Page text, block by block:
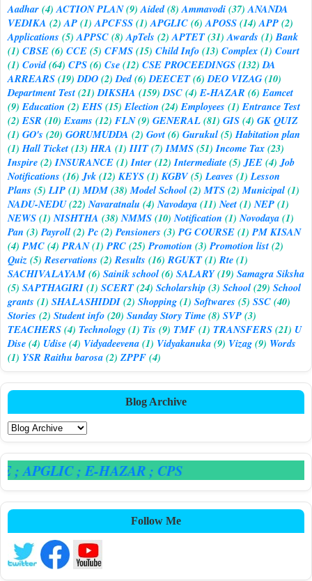
Aadhar(4) ACTION PLAN(9) Aided(8) Ammavodi(37) ANANDA
VEDIKA (2) AP(1) APCFSS(1) APGLIC(6) APOSS(14) APP(2)
Applications (5) APPSC(8) ApTels (2) APTET(31) Awards (1) Bank
(1) CBSE(6) CCE(5) CFMS(15) Child Info(13) Complex(1) Court
(1) Covid(64) CPS(6) Cse(12) CSE PROCEEDINGS(132) DA
ARREARS(19) DDO(2) Ded(6) DEECET(6) DEO VIZAG(10)
Department Test(21) DIKSHA (159) DSC(4) E-HAZAR (6) Eamcet
(9) Education (2) EHS(15) Election (24) Employees (1) Entrance Test
(2) ESR (10) Exams (12) FLN(9) GENERAL(81) GIS(4) GK QUIZ
(1) GO's (20) GORUMUDDA (2) Govt(6) Gurukul(5) Habitation plan
(1) Hall Ticket(13) HRA (1) IIIT(7) IMMS(51) Income Tax(23)
Inspire(2) INSURANCE(1) Inter(12) Intermediate(5) JEE(4) Job
Notifications (16) Jvk(12) KEYS(1) KGBV(5) Leaves (1) Lesson
Plans (5) LIP(1) MDM(38) Model School(2) MTS(2) Municipal(1)
NADU-NEDU(22) Navaratnalu (4) Navodaya(11) Neet(1) NEP(1)
NEWS(1) NISHTHA (38) NMMS(10) Notification (1) Novodaya(1)
Pan (3) Payroll(2) Pc(2) Pensioners (3) PG COURSE(1) PM KISAN
(4) PMC(4) PRAN(1) PRC(25) Promotion (3) Promotion list(2)
Quiz(5) Reservations (2) Results (16) RGUKT(1) Rte(1)
SACHIVALAYAM(6) Sainik school(6) SALARY(19) Samagra Siksha
(5) SAPTHAGIRI(1) SCERT(24) Scholarship(3) School(29) School
grants (1) SHALASHIDDI(2) Shopping(1) Softwares (5) SSC(40)
Stories (2) Student info(20) Sunday Story Time(8) SVP(3)
TEACHERS(4) Technology(1) Tis (9) TMF(1) TRANSFERS(21) U
Dise(4) Udise(4) Vidyadeevena(1) Vidyakanuka(9) Vizag(9) Words
(1) YSR Raithu barosa(2) ZPPF(4)
Blog Archive
; APGLIC; E-HAZAR; CPS
Follow Me